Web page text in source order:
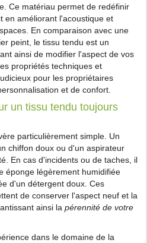
Ce matériau permet de redéfinir
en améliorant l'acoustique et
En comparaison avec une
peint, le tissu tendu est un
ainsi de modifier l'aspect de vos
propriétés techniques et
pour les propriétaires
et de confort.
un tissu tendu toujours
particulièrement simple. Un
chiffon doux ou d'un aspirateur
En cas d'incidents ou de taches, il
éponge légèrement humidifiée
d'un détergent doux. Ces
de conserver l'aspect neuf et la
ainsi la pérennité de votre
dans le domaine de la